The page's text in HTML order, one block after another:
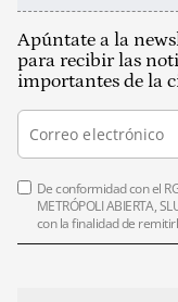
Apúntate a la
para recibir las
importantes de la
De conformidad con el
METRÓPOLI ABIERTA,
con la finalidad de